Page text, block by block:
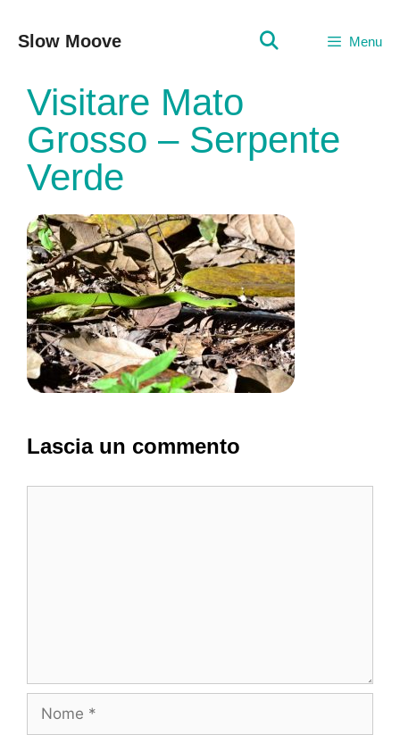
Slow Moove Menu
Visitare Mato
Grosso – Serpente
Verde
Lascia un commento
Nome